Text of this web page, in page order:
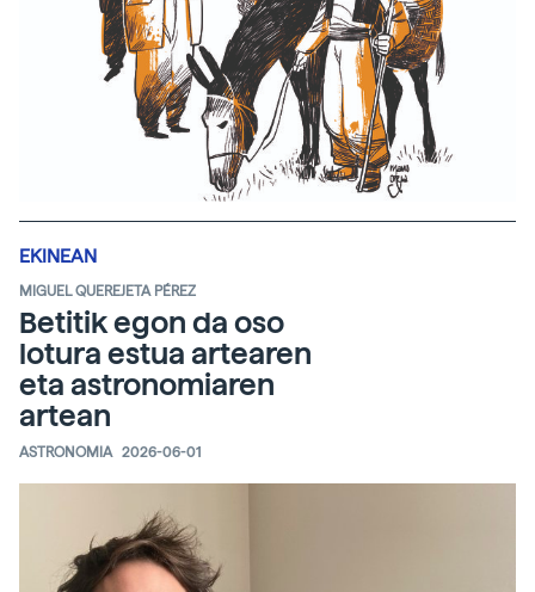
EKINEAN
MIGUEL QUEREJETA PÉREZ
Betitik egon da oso
lotura estua artearen
eta astronomiaren
artean
ASTRONOMIA 2026-06-01